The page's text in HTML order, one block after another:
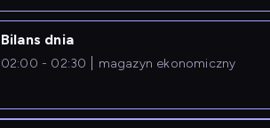
Bilans dnia
02:00 - 02:30 magazyn ekonomiczny